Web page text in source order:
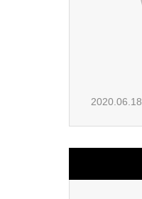
2020.06.18